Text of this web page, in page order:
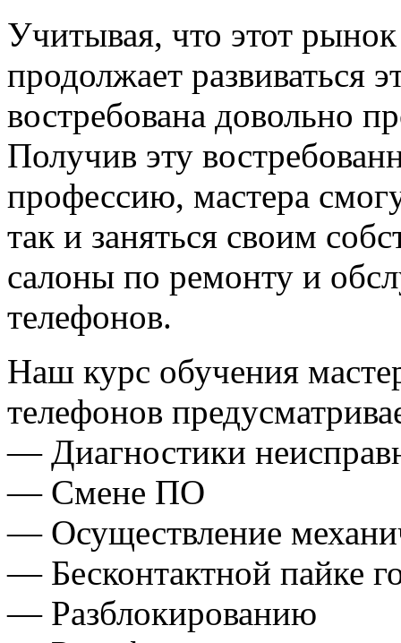
Учитывая, что этот
продолжает развиваться
востребована довольно
Получив эту
профессию, мастера
так и заняться своим
салоны по ремонту и
телефонов.
Наш курс обучения
телефонов
— Диагностики
— Смене ПО
— Осуществление
— Бесконтактной пайке
— Разблокированию